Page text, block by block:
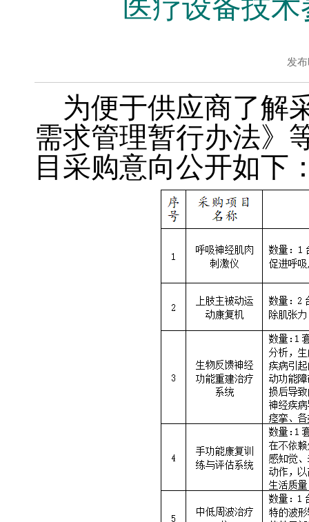
医疗设备技
发
为便于供应商了解
需求管理暂行办法》
目采购意向公开如下